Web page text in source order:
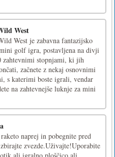
West
West je zabavna fantazijsko
golf igra, postavljena na divji
zahtevnimi stopnjami, ki jih
začnete z nekaj osnovnimi
s katerimi boste igrali, vendar
na zahtevnejše luknje za mini
naprej in pobegnite pred
zvezde.Uživajte!Uporabite